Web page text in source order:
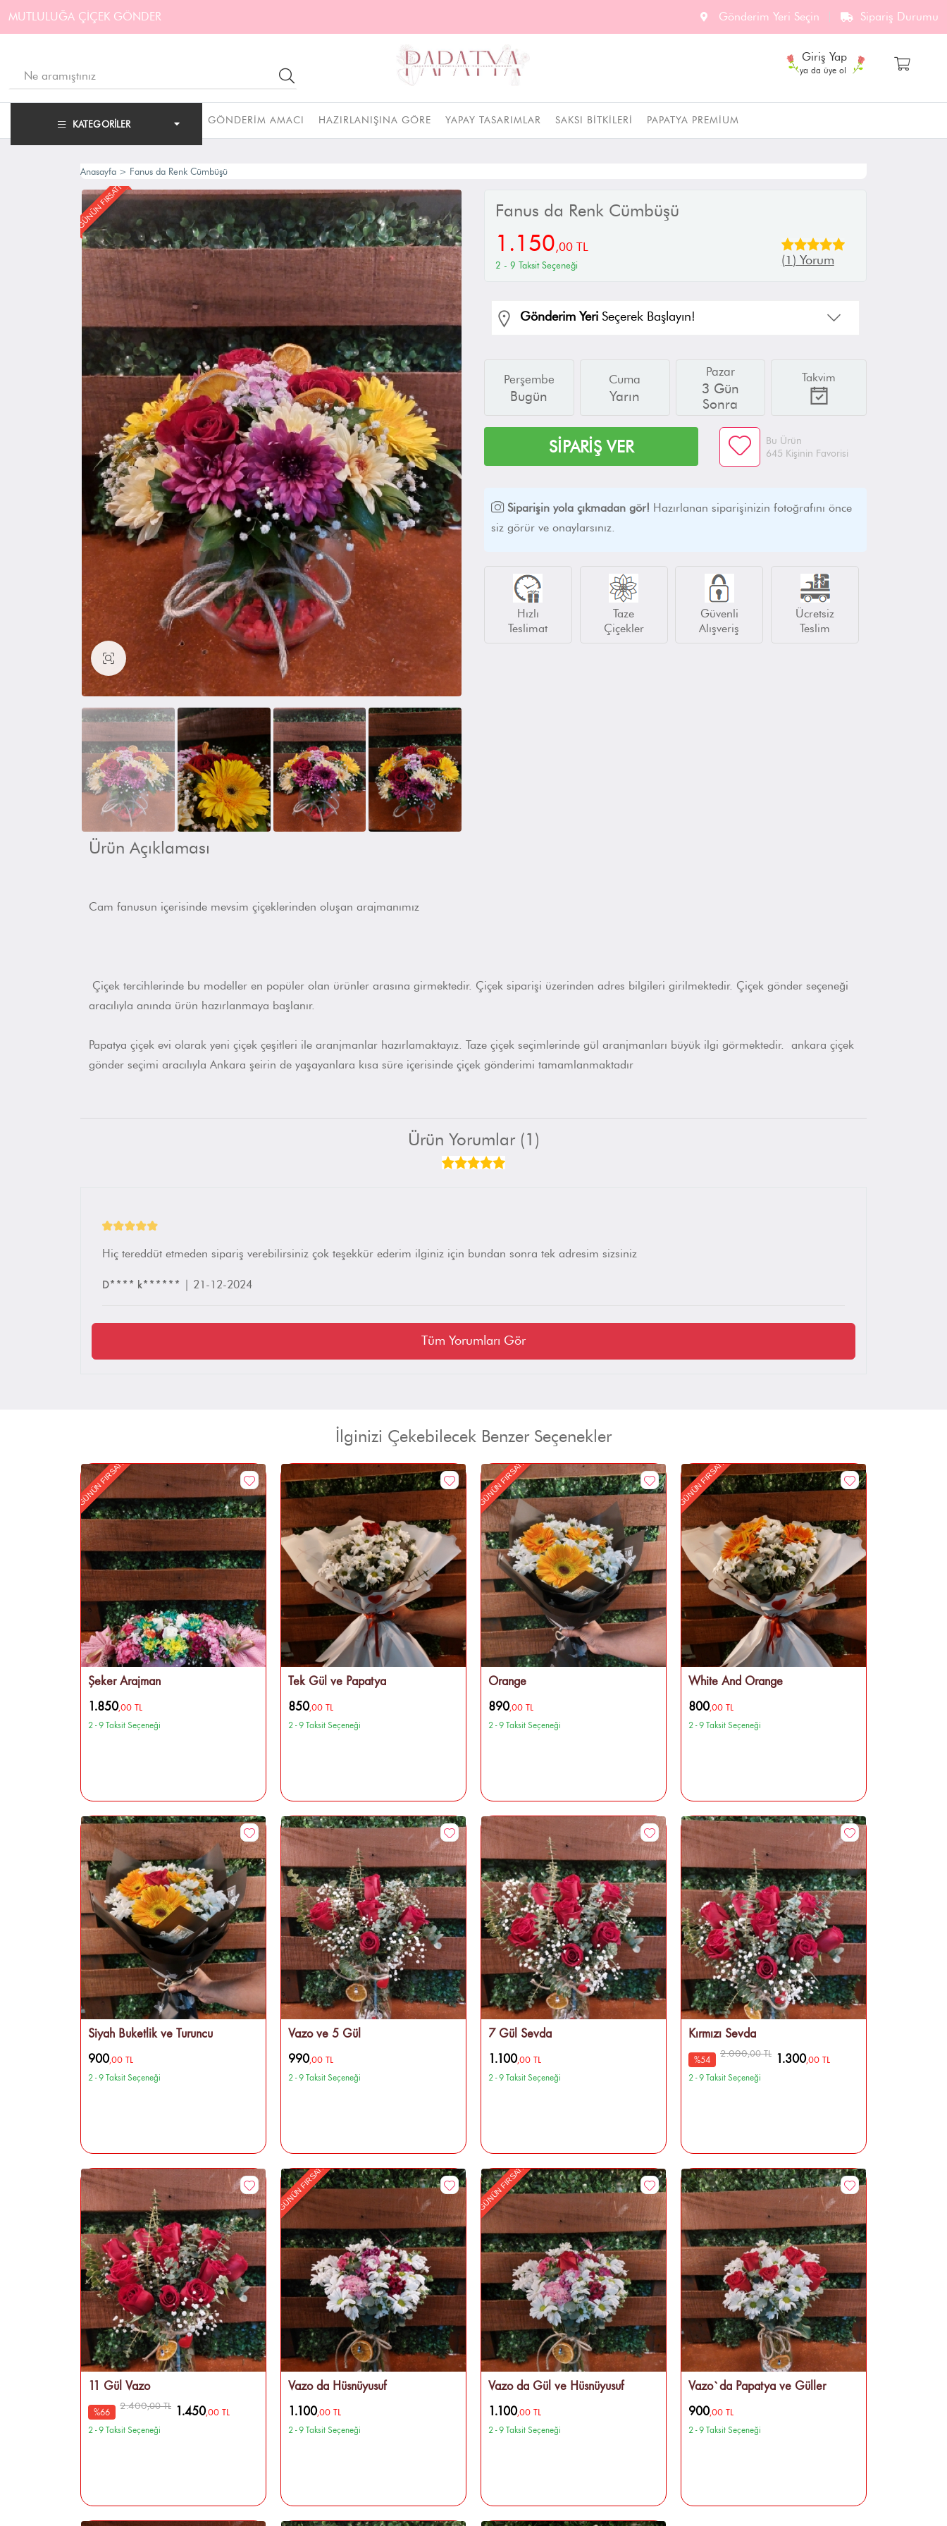
MUTLULUĞA ÇİÇEK GÖNDER Gönderim Yeri Seçin Sipariş Durumu
Giriş Yap
ya da üye ol
KATEGORILER GÖNDERIM AMACI HAZIRLANIŞINA GÖRE YAPAY TASARIMLAR SAKSI BITKILERI PAPATYA PREMIUM
Anasayfa > Fanus da Renk Cümbüşü
GÜNÜN FIRSATI
Büyüt
Fanus da Renk Cümbüşü
1.150,00 TL
2 - 9 Taksit Seçeneği (1 ) Yorum
Gönderim Yeri Seçerek Başlayın!
Perşembe
Bugün
Cuma
Yarın
Pazar
3 Gün
Sonra
Takvim
SİPARİŞ VER
Bu Ürün
645 Kişinin Favorisi
Siparişin yola çıkmadan gör! Hazırlanan siparişinizin fotoğrafını önce
siz görür ve onaylarsınız.
Hızlı
Teslimat
Taze
Çiçekler
Güvenli
Alışveriş
Ücretsiz
Teslim
Ürün Açıklaması
Cam fanusun içerisinde mevsim çiçeklerinden oluşan arajmanımız
Çiçek tercihlerinde bu modeller en popüler olan ürünler arasına girmektedir. Çiçek siparişi üzerinden adres bilgileri girilmektedir. Çiçek gönder seçeneği
aracılıyla anında ürün hazırlanmaya başlanır.
Papatya çiçek evi olarak yeni çiçek çeşitleri ile aranjmanlar hazırlamaktayız. Taze çiçek seçimlerinde gül aranjmanları büyük ilgi görmektedir. ankara çiçek
gönder seçimi aracılıyla Ankara şeirin de yaşayanlara kısa süre içerisinde çiçek gönderimi tamamlanmaktadır
Ürün Yorumlar (1)
Hiç tereddüt etmeden sipariş verebilirsiniz çok teşekkür ederim ilginiz için bundan sonra tek adresim sizsiniz
D**** k****** | 21-12-2024
Tüm Yorumları Gör
İlginizi Çekebilecek Benzer Seçenekler
GÜNÜN FIRSATI
Şeker Arajman
1.850,00 TL
2 - 9 Taksit Seçeneği
Tek Gül ve Papatya
850,00 TL
2 - 9 Taksit Seçeneği
GÜNÜN FIRSATI
Orange
890,00 TL
2 - 9 Taksit Seçeneği
GÜNÜN FIRSATI
White And Orange
800,00 TL
2 - 9 Taksit Seçeneği
Siyah Buketlik ve Turuncu
900,00 TL
2 - 9 Taksit Seçeneği
Vazo ve 5 Gül
990,00 TL
2 - 9 Taksit Seçeneği
7 Gül Sevda
1.100,00 TL
2 - 9 Taksit Seçeneği
Kırmızı Sevda
%54
2.000,00 TL 1.300,00 TL
2 - 9 Taksit Seçeneği
11 Gül Vazo
%66
2.400,00 TL 1.450,00 TL
2 - 9 Taksit Seçeneği
GÜNÜN FIRSATI
Vazo da Hüsnüyusuf
1.100,00 TL
2 - 9 Taksit Seçeneği
GÜNÜN FIRSATI
Vazo da Gül ve Hüsnüyusuf
1.100,00 TL
2 - 9 Taksit Seçeneği
Vazo`da Papatya ve Güller
900,00 TL
2 - 9 Taksit Seçeneği